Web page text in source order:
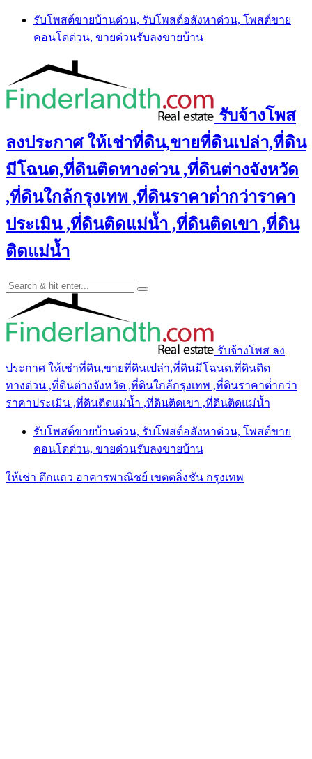
Skip
content
รับโพสต์ขายบ้านด่วน, รับโพสต์อสังหาด่วน, โพสต์ขาย
คอนโดด่วน, ขายด่วนรับลงขายบ้าน
รับจ้างโพส
ลงประกาศ ให้เช่าที่ดิน,ขายที่ดินเปล่า,ที่ดิน
มีโฉนด,ที่ดินติดทางด่วน ,ที่ดินต่างจังหวัด
,ที่ดินใกล้กรุงเทพ ,ที่ดินราคาต่ํากว่าราคา
ประเมิน ,ที่ดินติดแม่น้ำ ,ที่ดินติดเขา ,ที่ดิน
ติดแม่น้ำ
รับจ้างโพส ลง
ประกาศ ให้เช่าที่ดิน,ขายที่ดินเปล่า,ที่ดินมีโฉนด,ที่ดินติด
ทางด่วน ,ที่ดินต่างจังหวัด ,ที่ดินใกล้กรุงเทพ ,ที่ดินราคาต่ํากว่า
ราคาประเมิน ,ที่ดินติดแม่น้ำ ,ที่ดินติดเขา ,ที่ดินติดแม่น้ำ
รับโพสต์ขายบ้านด่วน, รับโพสต์อสังหาด่วน, โพสต์ขาย
คอนโดด่วน, ขายด่วนรับลงขายบ้าน
ให้เช่า ตึกแถว อาคารพาณิชย์ เขตตลิ่งชัน กรุงเทพ